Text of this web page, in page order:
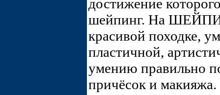
достижение
шейпинг. На
красивой походке,
пластичной,
умению правильно
причёсок и